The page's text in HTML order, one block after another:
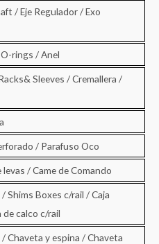
/ Eje Regulador / Exo
rings / Anel
Sleeves / Cremallera /
/ Parafuso Oco
/ Came de Comando
Shims Boxes c/rail / Caja
de calco c/rail
Chaveta y espina / Chaveta